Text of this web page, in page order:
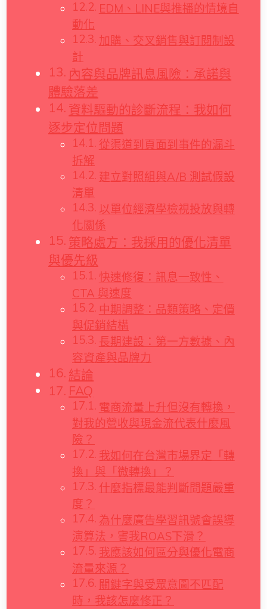
EDM、LINE與推播的情境自
動化
加購、交叉銷售與訂閱制設
計
內容與品牌訊息風險：承諾與
體驗落差
資料驅動的診斷流程：我如何
逐步定位問題
從渠道到頁面到事件的漏斗
拆解
建立對照組與A/B 測試假設
清單
以單位經濟學檢視投放與轉
化關係
策略處方：我採用的優化清單
與優先級
快速修復：訊息一致性、
CTA 與速度
中期調整：品類策略、定價
與促銷結構
長期建設：第一方數據、內
容資產與品牌力
結論
FAQ
電商流量上升但沒有轉換，
對我的營收與現金流代表什麼風
險？
我如何在台灣市場界定「轉
換」與「微轉換」？
什麼指標最能判斷問題嚴重
度？
為什麼廣告學習訊號會誤導
演算法，害我ROAS下滑？
我應該如何區分與優化電商
流量來源？
關鍵字與受眾意圖不匹配
時，我該怎麼修正？